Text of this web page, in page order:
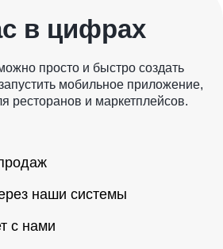
в цифрах
просто и быстро создать
мобильное приложение,
ресторанов и маркетплейсов.
наши системы
с нами